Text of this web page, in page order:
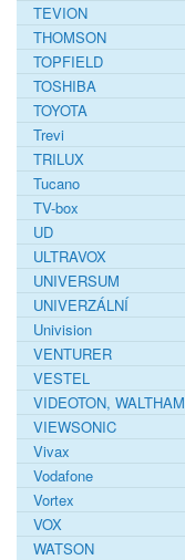
TEVION
THOMSON
TOPFIELD
TOSHIBA
TOYOTA
Trevi
TRILUX
Tucano
TV-box
UD
ULTRAVOX
UNIVERSUM
UNIVERZÁLNÍ
Univision
VENTURER
VESTEL
VIDEOTON, WALTHAM
VIEWSONIC
Vivax
Vodafone
Vortex
VOX
WATSON